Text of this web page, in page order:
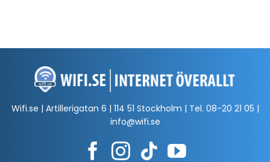
Wifi.se | Artillerigatan 6 | 114 51 Stockholm | Tel. 08-20 21 05 |
info@wifi.se